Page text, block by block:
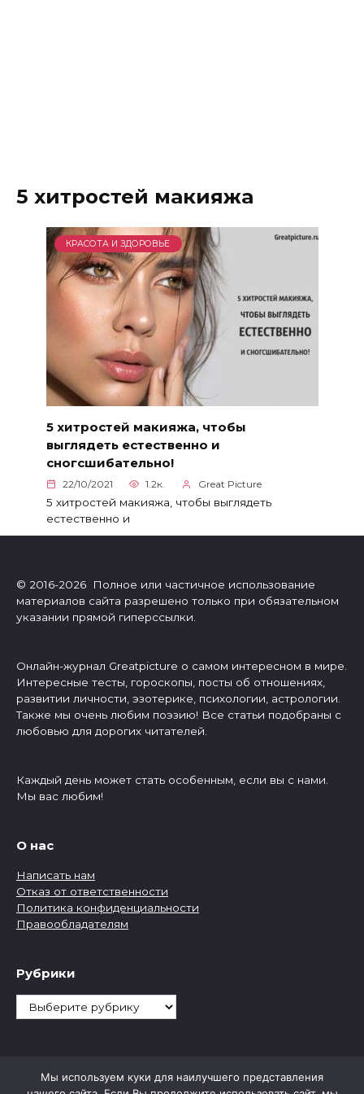
5 хитростей макияжа
КРАСОТА И ЗДОРОВЬЕ
5 хитростей макияжа, чтобы
выглядеть естественно и
сногсшибательно!
22/10/2021 1.2к. Great Picture
5 хитростей макияжа, чтобы выглядеть
естественно и
© 2016-2026 Полное или частичное использование
материалов сайта разрешено только при обязательном
указании прямой гиперссылки.
Онлайн-журнал Greatpicture о самом интересном в мире.
Интересные тесты, гороскопы, посты об отношениях,
развитии личности, эзотерике, психологии, астрологии.
Также мы очень любим поэзию! Все статьи подобраны с
любовью для дорогих читателей.
Каждый день может стать особенным, если вы с нами.
Мы вас любим!
О нас
Написать нам
Отказ от ответственности
Политика конфиденциальности
Правообладателям
Рубрики
Рубрики
Мы используем куки для наилучшего представления